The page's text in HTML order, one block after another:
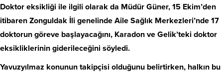
Doktor eksikliği ile ilgili olarak da Müdür Güner, 15 Ekim’den
itibaren Zonguldak İli genelinde Aile Sağlık Merkezleri’nde 17
doktorun göreve başlayacağını, Karadon ve Gelik’teki doktor
eksikliklerinin giderileceğini söyledi.
Yavuzyılmaz konunun takipçisi olduğunu belirtirken, halkın bu